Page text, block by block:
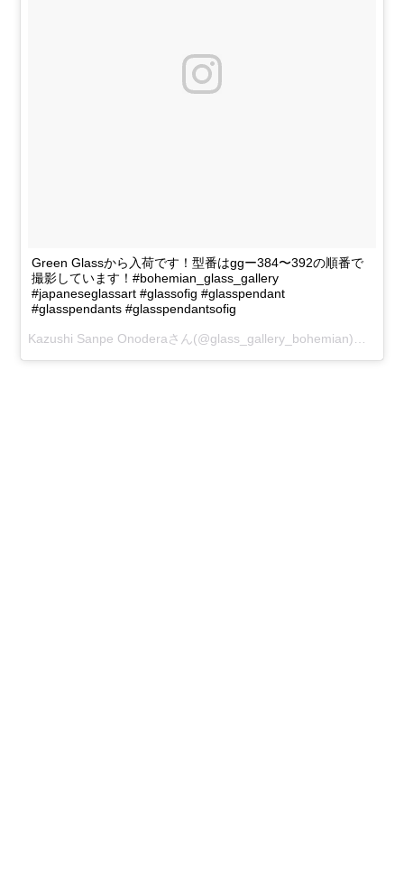
Green Glassから入荷です！型番はggー384〜392の順番で
撮影しています！#bohemian_glass_gallery
#japaneseglassart #glassofig #glasspendant
#glasspendants #glasspendantsofig